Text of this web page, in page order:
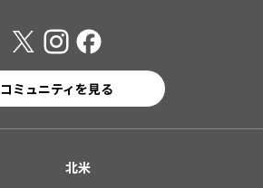
コミュニティを見る
北米